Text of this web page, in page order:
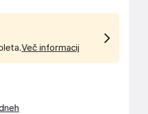
Več informacij